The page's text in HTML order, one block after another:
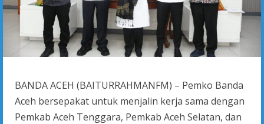
BANDA ACEH (BAITURRAHMANFM) – Pemko Banda
Aceh bersepakat untuk menjalin kerja sama dengan
Pemkab Aceh Tenggara, Pemkab Aceh Selatan, dan